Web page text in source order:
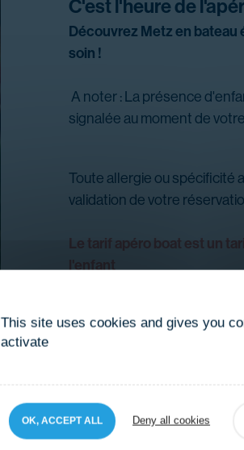
C'est l'heure de
Découvrez Metz en bateau
soin !
A noter : La présence
signalée au moment de
Toute allergie ou spécificité
validation de votre
Le tarif apéro boat est un
l'enfant
Si vous souhaitez
Samedi 19 Septembre
This site uses cookies and gives you
activate
OK, ACCEPT ALL Deny all cookies